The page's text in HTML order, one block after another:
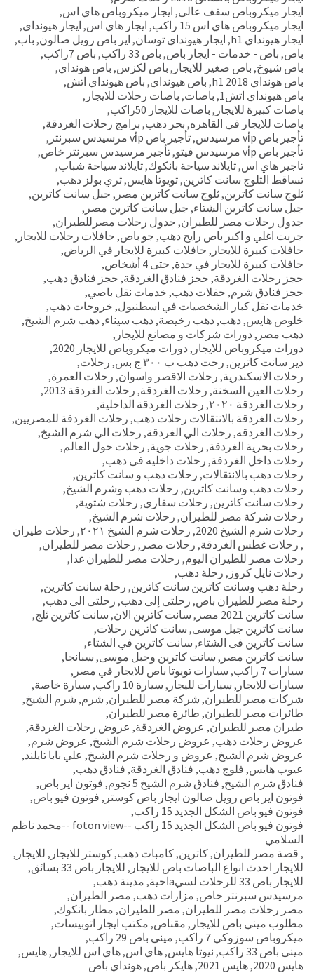
ايجار ميكروباص سقف عالى, ايجار ميكروباص هاي اس,
ايجار ميكروباص هاي اس 15 راكب
, ايجار هاي اس, ايجار هيونداى,
ايجار هيونداي h1
, ايجار هيونداي توسان, اير باص رويل صالون, باب,
باص, باص - خدمات - ايجار باص, باص 33 راكب , باص 7راكب
,
باص شيوخ, باص صغير للايجار , باص لكزس, باص هونداي,
باص هونداي h1 2018
, باص هيونداي, باص هيونداي اتش,
باص هيونداي اتش1 , باصات, باصات رحلات للايجار ,
باصات كبيرة للايجار , باصات للايجار 50راكب
,
باصات للايجار في القاهره, بحر دهب, برامج رحلات الغردقة,
تأجير باص vi̇p مرسيدس
,تأجير باص vi̇p مرسيدس سبرنتر
,
تأجير باص vi̇p مرسيدس فيتو
,تأجير مرسيدس سبرنتر خاص,
تاجير هاي اس,تايلاند سياحة بانكوك,تايلاند سياحة شباب,
تساقط الثلوج سانت كاترين,تويوتا هايس,ثري بولز دهب,
ثلوج سانت كاترين,ثلوج سانت كاترين مصر , جبل سانت كاترين,
جبل سانت كاترين الشتاء, جبل سانت كاترين مصر ,
جدول رحلات مصر للطيران, جدول رحلات مصرللطيران,
جربت اغلي و اكبر باص رايح دهب, جو باص, حافلات رحلات للايجار ,
حافلات كبيرة للايجار , حافلات كبيرة للايجار في الرياض,
حافلات كبيرة للايجار في جدة, حتى 4 أشخاص
,
حجز رحلات الغردقة, حجز فنادق الغردقة, حجز فنادق دهب,
حجز فنادق شرم, حفلات دهب, خدمات نقل باصي,
خدمات نقل كبار الشخصيات في اسطنبول, خروجات دهب,
خلوص هايس,دهب,دهب رخيصة,دهب سيناء,دهب شرم الشيخ,
دهب مصر ,دورات شركات و مصانع للايجار ,
دورات ميكروباص للايجار ,دورات ميكروباص للايجار 2020
,
دير سانت كاترين, رحت دهب ب ٣٠٠ ج بس , رحلات,
رحلات الاسكندرية, رحلات الاقصر واسوان, رحلات العمرة,
رحلات العين السخنة, رحلات الغردقة, رحلات الغردقة 2013
,
رحلات الغردقة ٢٠٢٠
, رحلات الغردقة الداخلية,
رحلات الغردقة بالانتقالات رحلات دهب, رحلات الغردقة للمصريين,
رحلات الغردقه, رحلات الي الغردقة, رحلات الي شرم الشيخ,
رحلات بحرية الغردقة, رحلات جوية, رحلات حول العالم,
رحلات داخل الغردقة, رحلات داخليه فى دهب,
رحلات دهب بالانتقالات, رحلات دهب و سانت كاترين,
رحلات دهب وسانت كاترين, رحلات دهب وشرم الشيخ,
رحلات سانت كاترين, رحلات سفاري, رحلات شتوية,
رحلات شركة مصر للطيران, رحلات شرم الشيخ,
رحلات شرم الشيخ 2020
, رحلات شرم الشيخ ٢٠٢١ , رحلات طيران
, رحلات غطس الغردقة, رحلات مصر , رحلات مصر للطيران,
رحلات مصر للطيران اليوم, رحلات مصر للطيران غدا,
رحلات نايل كروز , رحلة دهب,
رحلة دهب وسانت كاترين سانت كاترين, رحلة سانت كاترين,
رحلة مصر للطيران باص, رحلتى إلى دهب, رحلتى الى دهب,
سانت كاترين 2021 مصر
, سانت كاترين الان, سانت كاترين ثلج,
سانت كاترين جبل موسى, سانت كاترين رحلات,
سانت كاترين فى الشتاء, سانت كاترين في الشتاء,
سانت كاترين مصر , سانت كاترين وجبل موسى, سبانجا,
سيارات 7 راكب
, سيارات تويوتا باص للايجار في مصر ,
سيارات للايجار , سيارات لليجار , سيارة 10 راكب , سيارة خاصة,
شركات مصر للطيران, شركة مصر للطيران, شرم, شرم الشيخ,
طائرات مصر للطيران, طائرة مصر للطيران,
طيران مصر للطيران, عروض الغردقة, عروض رحلات الغردقة,
عروض رحلات دهب, عروض رحلات شرم الشيخ, عروض شرم,
عروض شرم الشيخ, عروض و رحلات شرم الشيخ, علي بابا تايلند,
عيوب هايس, فلوج دهب, فنادق الغردقة, فنادق دهب,
فنادق شرم الشيخ, فنادق شرم الشيخ 5 نجوم , فوتون اير باص,
فوتون اير باص رويل صالون ايجار باص كوستر , فوتون فيو باص,
فوتون فيو باص الشكل الجديد 15 راكب
,
فوتون فيو باص الشكل الجديد 15 راكب --foton view --محمد ناظم
السلامي
, قصة مصر للطيران,كاترين,كامبات دهب,كوستر للايجار , للايجار ,
للايجار احدث انواع الباصات باص للايجار , للايجار باص 33 بسائق
,
للايجار باص 33 للرحلات لسيaاحية
, مدينة دهب,
مرسيدس سبرنتر خاص, مزارات دهب, مصر الطيران,
مصر رحلات مصر للطيران, مصر للطيران, مطار بانكوك,
مطلوب ميني باص للايجار , مقناص, مكتب ايجار اتوبيسات,
ميكروباص سوزوكي 7 راكب
, مينى باص 29 راكب
,
مينى باص 33 راكب
, نيوتا هايس,هاي اس,هاي اس للايجار ,هايس,
هايس 2020
,هايس 2021 ,هايكر باص,هونداي باص